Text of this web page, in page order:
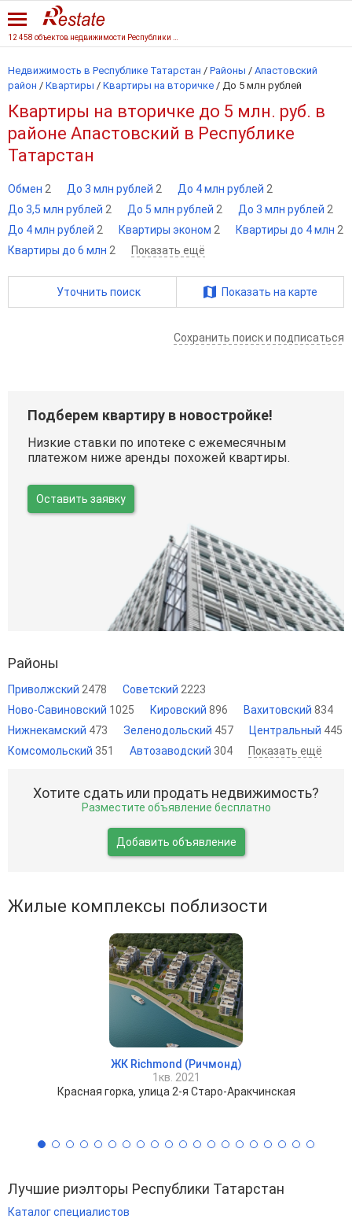
Недвижимость в Республике Татарстан / Районы / Апастовский
район / Квартиры / Квартиры на вторичке / До 5 млн рублей
Квартиры на вторичке до 5 млн. руб. в
районе Апастовский в Республике
Татарстан
Обмен 2 До 3 млн рублей 2 До 4 млн рублей 2
До 3,5 млн рублей 2 До 5 млн рублей 2 До 3 млн рублей 2
До 4 млн рублей 2 Квартиры эконом 2 Квартиры до 4 млн 2
Квартиры до 6 млн 2 Показать ещё
Уточнить поиск Показать на карте
Сохранить поиск и подписаться
Подберем квартиру в новостройке!
Низкие ставки по ипотеке с ежемесячным
платежом ниже аренды похожей квартиры.
Оставить заявку
Районы
Приволжский 2478 Советский 2223
Ново-Савиновский 1025 Кировский 896 Вахитовский 834
Нижнекамский 473 Зеленодольский 457 Центральный 445
Комсомольский 351 Автозаводский 304 Показать ещё
Хотите сдать или продать недвижимость?
Разместите объявление бесплатно
Добавить объявление
Жилые комплексы поблизости
ЖК Richmond (Ричмонд)
1кв. 2021
Красная горка, улица 2-я Старо-Аракчинская
Лучшие риэлторы Республики Татарстан
Каталог специалистов